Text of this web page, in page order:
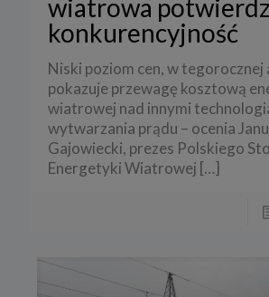
wiatrowa
konkurencyjność
Niski poziom cen, w tegorocznej
pokazuje przewagę kosztową
wiatrowej nad innymi
wytwarzania prądu – ocenia
Gajowiecki, prezes Polskiego
Energetyki Wiatrowej […]